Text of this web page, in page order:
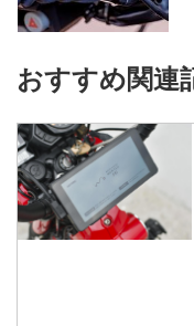
おすすめ関連